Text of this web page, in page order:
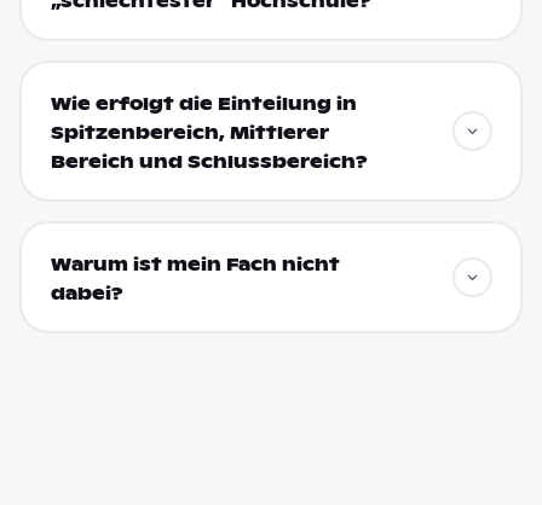
Wie erfolgt die Einteilung in
Spitzenbereich, Mittlerer
Bereich und Schlussbereich?
Warum ist mein Fach nicht
dabei?